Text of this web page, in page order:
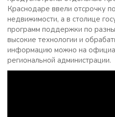
Краснодаре ввели отсрочку
недвижимости, а в столице
программ поддержки по
высокие технологии и
информацию можно на
региональной администрации.